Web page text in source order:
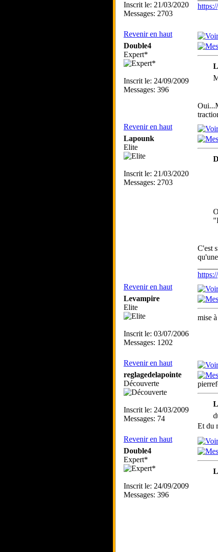
Inscrit le: 21/03/2020
Messages: 2703
Revenir en haut
Double4
Expert*
Inscrit le: 24/09/2009
Messages: 396
Revenir en haut
Lapounk
Elite
Inscrit le: 21/03/2020
Messages: 2703
C'est
Revenir en haut
Levampire
Elite
Inscrit le: 03/07/2006
Messages: 1202
mise
Revenir en haut
reglagedelapointe
Découverte
Inscrit le: 24/03/2009
Messages: 74
Et du
Revenir en haut
Double4
Expert*
Inscrit le: 24/09/2009
Messages: 396